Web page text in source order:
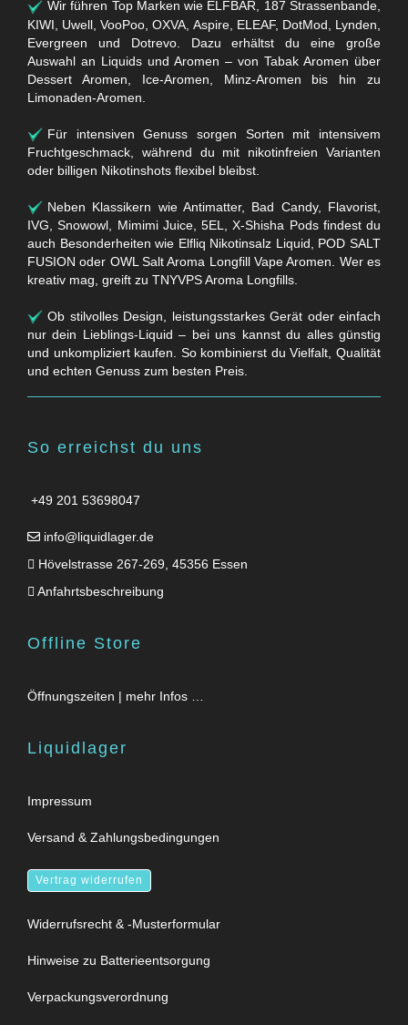
Wir führen Top Marken wie ELFBAR, 187 Strassenbande,
KIWI, Uwell, VooPoo, OXVA, Aspire, ELEAF, DotMod, Lynden,
Evergreen und Dotrevo. Dazu erhältst du eine große
Auswahl an Liquids und Aromen – von Tabak Aromen über
Dessert Aromen, Ice-Aromen, Minz-Aromen bis hin zu
Limonaden-Aromen.
Für intensiven Genuss sorgen Sorten mit intensivem
Fruchtgeschmack, während du mit nikotinfreien Varianten
oder billigen Nikotinshots flexibel bleibst.
Neben Klassikern wie Antimatter, Bad Candy, Flavorist,
IVG, Snowowl, Mimimi Juice, 5EL, X-Shisha Pods findest du
auch Besonderheiten wie Elfliq Nikotinsalz Liquid, POD SALT
FUSION oder OWL Salt Aroma Longfill Vape Aromen. Wer es
kreativ mag, greift zu TNYVPS Aroma Longfills.
Ob stilvolles Design, leistungsstarkes Gerät oder einfach
nur dein Lieblings-Liquid – bei uns kannst du alles günstig
und unkompliziert kaufen. So kombinierst du Vielfalt, Qualität
und echten Genuss zum besten Preis.
So erreichst du uns
+49 201 53698047
info@liquidlager.de
Hövelstrasse 267-269, 45356 Essen
Anfahrtsbeschreibung
Offline Store
Öffnungszeiten | mehr Infos …
Liquidlager
Impressum
Versand & Zahlungsbedingungen
Vertrag widerrufen
Widerrufsrecht & -Musterformular
Hinweise zu Batterieentsorgung
Verpackungsverordnung